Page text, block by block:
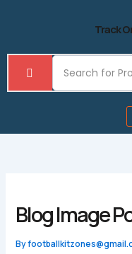
Track
Blog Image
By